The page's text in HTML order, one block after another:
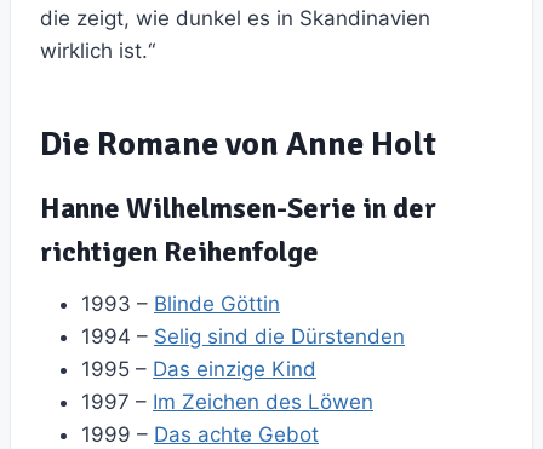
die zeigt, wie dunkel es in Skandinavien
wirklich ist.“
Die Romane von Anne Holt
Hanne Wilhelmsen-Serie in der
richtigen Reihenfolge
1993 – Blinde Göttin
1994 – Selig sind die Dürstenden
1995 – Das einzige Kind
1997 – Im Zeichen des Löwen
1999 – Das achte Gebot